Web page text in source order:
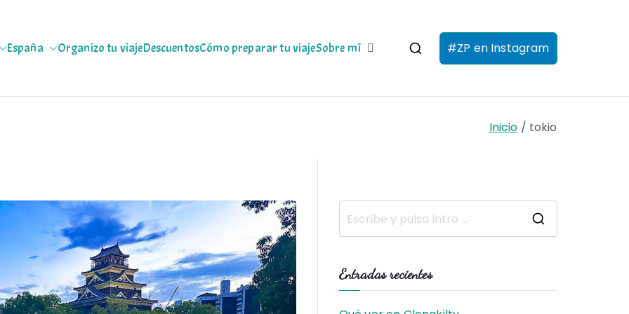
pa que te copies
España Organizo tu viajeDescuentosCómo preparar tu viajeSobre mí #ZP en Instagram
Inicio tokio
Entradas recientes